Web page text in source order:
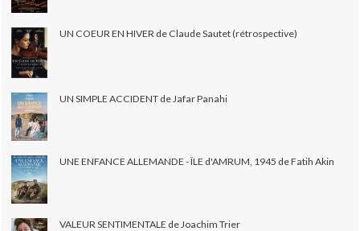
UN COEUR EN HIVER de Claude Sautet (rétrospective)
UN SIMPLE ACCIDENT de Jafar Panahi
UNE ENFANCE ALLEMANDE - ÎLE d'AMRUM, 1945 de Fatih Akin
VALEUR SENTIMENTALE de Joachim Trier